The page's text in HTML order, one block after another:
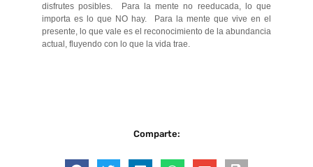
disfrutes posibles. Para la mente no reeducada, lo que
importa es lo que NO hay. Para la mente que vive en el
presente, lo que vale es el reconocimiento de la abundancia
actual, fluyendo con lo que la vida trae.
Comparte: